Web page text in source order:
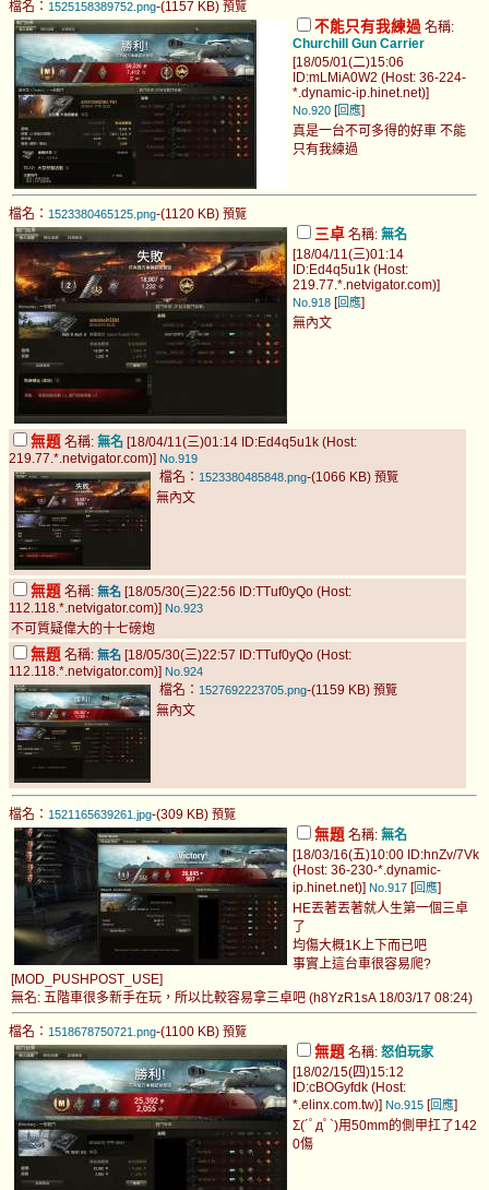
檔名： 1525158389752.png-(1157 KB) 預覽
不能只有我練過 名稱:
Churchill Gun Carrier
[18/05/01(二)15:06
ID:mLMiA0W2 (Host: 36-224-
*.dynamic-ip.hinet.net)]
No.920 [回應]
真是一台不可多得的好車 不能
只有我練過
檔名： 1523380465125.png-(1120 KB) 預覽
三卓 名稱: 無名
[18/04/11(三)01:14
ID:Ed4q5u1k (Host:
219.77.*.netvigator.com)]
No.918 [回應]
無內文
無題 名稱: 無名 [18/04/11(三)01:14 ID:Ed4q5u1k (Host:
219.77.*.netvigator.com)] No.919
檔名： 1523380485848.png-(1066 KB) 預覽
無內文
無題 名稱: 無名 [18/05/30(三)22:56 ID:TTuf0yQo (Host:
112.118.*.netvigator.com)] No.923
不可質疑偉大的十七磅炮
無題 名稱: 無名 [18/05/30(三)22:57 ID:TTuf0yQo (Host:
112.118.*.netvigator.com)] No.924
檔名： 1527692223705.png-(1159 KB) 預覽
無內文
檔名： 1521165639261.jpg-(309 KB) 預覽
無題 名稱: 無名
[18/03/16(五)10:00 ID:hnZv/7Vk
(Host: 36-230-*.dynamic-
ip.hinet.net)] No.917 [回應]
HE丟著丟著就人生第一個三卓
了
均傷大概1K上下而已吧
事實上這台車很容易爬?
[MOD_PUSHPOST_USE]
無名: 五階車很多新手在玩，所以比較容易拿三卓吧 (h8YzR1sA 18/03/17 08:24)
檔名： 1518678750721.png-(1100 KB) 預覽
無題 名稱: 怒伯玩家
[18/02/15(四)15:12
ID:cBOGyfdk (Host:
*.elinx.com.tw)] No.915 [回應]
Σ(´ﾟдﾟ`)用50mm的側甲扛了142
0傷